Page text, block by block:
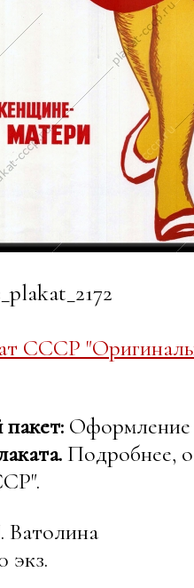
СССР
Оформление
Подробнее,
экз.